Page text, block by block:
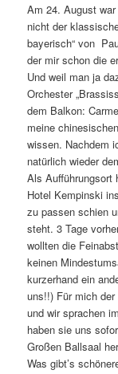
Am 24. August
nicht der
bayerisch“ von
der mir schon die
Und weil man ja
Orchester
dem Balkon:
meine
wissen. Nachdem
natürlich wieder
Als Aufführungsort
Hotel Kempinski
zu passen schien
steht. 3 Tage
wollten die
keinen
kurzerhand ein
uns!!) Für mich
und wir sprachen
haben sie uns
Großen Ballsaal
Was gibt’s